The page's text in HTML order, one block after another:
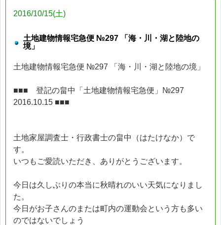
2016/10/15(土)
土地建物情報宅急便 №297 「海・川・湖と陸地の
境」
土地建物情報宅急便 №297 「海・川・湖と陸地の境」
■■■ 登記の畠中「土地建物情報宅急便」№297
2016.10.15 ■■■
土地家屋調査士・行政書士の畠中（はたけなか）で
す。
いつもご愛読いただき、ありがとうございます。
今日は久しぶりの本当に秋晴れのいい天気になりまし
た。
今日がお子さんのまたは町内の運動会という方も多い
のではないでしょう